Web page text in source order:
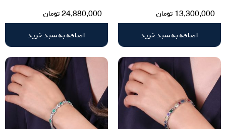
13,300,000 تومان
اضافه به سبد خرید
24,880,000تومان
اضافه به سبد خرید